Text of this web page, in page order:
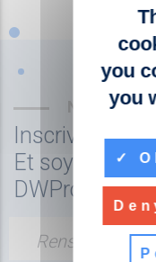
Inscrivez-
Et soyez tenu
DWPro
Renseignez
you
you